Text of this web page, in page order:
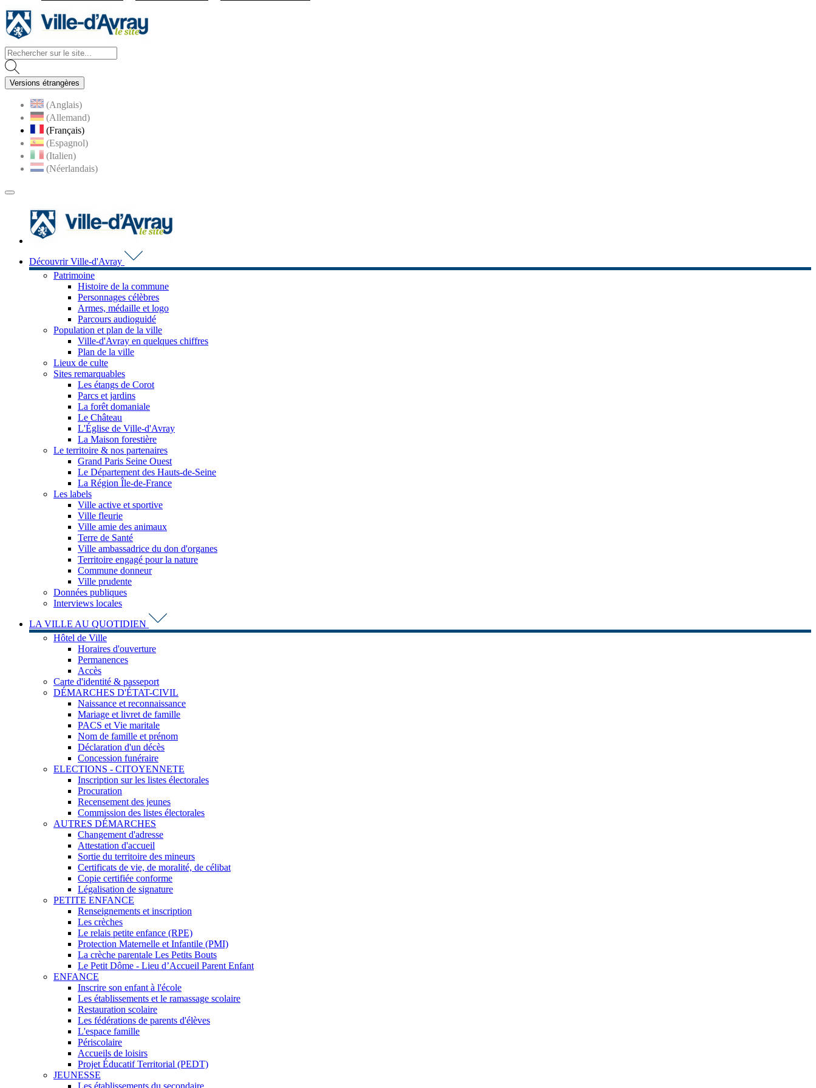
Versions étrangères
(Anglais)
(Allemand)
(Français)
(Espagnol)
(Italien)
(Néerlandais)
MENU
Découvrir Ville-d'Avray
Patrimoine
Histoire de la commune
Personnages célèbres
Armes, médaille et logo
Parcours audioguidé
Population et plan de la ville
Ville-d'Avray en quelques chiffres
Plan de la ville
Lieux de culte
Sites remarquables
Les étangs de Corot
Parcs et jardins
La forêt domaniale
Le Château
L'Église de Ville-d'Avray
La Maison forestière
Le territoire & nos partenaires
Grand Paris Seine Ouest
Le Département des Hauts-de-Seine
La Région Île-de-France
Les labels
Ville active et sportive
Ville fleurie
Ville amie des animaux
Terre de Santé
Ville ambassadrice du don d'organes
Territoire engagé pour la nature
Commune donneur
Ville prudente
Données publiques
Interviews locales
LA VILLE AU QUOTIDIEN
Hôtel de Ville
Horaires d'ouverture
Permanences
Accès
Carte d'identité & passeport
DÉMARCHES D'ÉTAT-CIVIL
Naissance et reconnaissance
Mariage et livret de famille
PACS et Vie maritale
Nom de famille et prénom
Déclaration d'un décès
Concession funéraire
ELECTIONS - CITOYENNETE
Inscription sur les listes électorales
Procuration
Recensement des jeunes
Commission des listes électorales
AUTRES DÉMARCHES
Changement d'adresse
Attestation d'accueil
Sortie du territoire des mineurs
Certificats de vie, de moralité, de célibat
Copie certifiée conforme
Légalisation de signature
PETITE ENFANCE
Renseignements et inscription
Les crèches
Le relais petite enfance (RPE)
Protection Maternelle et Infantile (PMI)
La crèche parentale Les Petits Bouts
Le Petit Dôme - Lieu d’Accueil Parent Enfant
ENFANCE
Inscrire son enfant à l'école
Les établissements et le ramassage scolaire
Restauration scolaire
Les fédérations de parents d'élèves
L'espace famille
Périscolaire
Accueils de loisirs
Projet Éducatif Territorial (PEDT)
JEUNESSE
Les établissements du secondaire